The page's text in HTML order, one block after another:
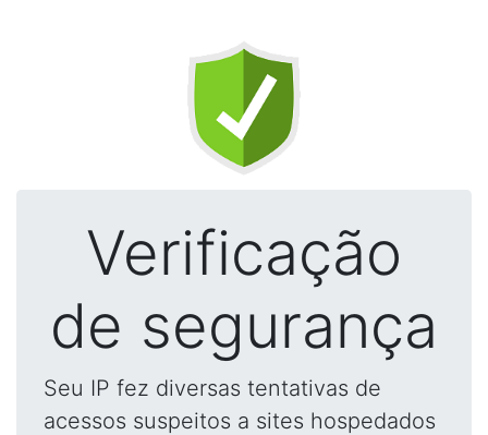
Verificação
de segurança
Seu IP fez diversas tentativas de
acessos suspeitos a sites hospedados